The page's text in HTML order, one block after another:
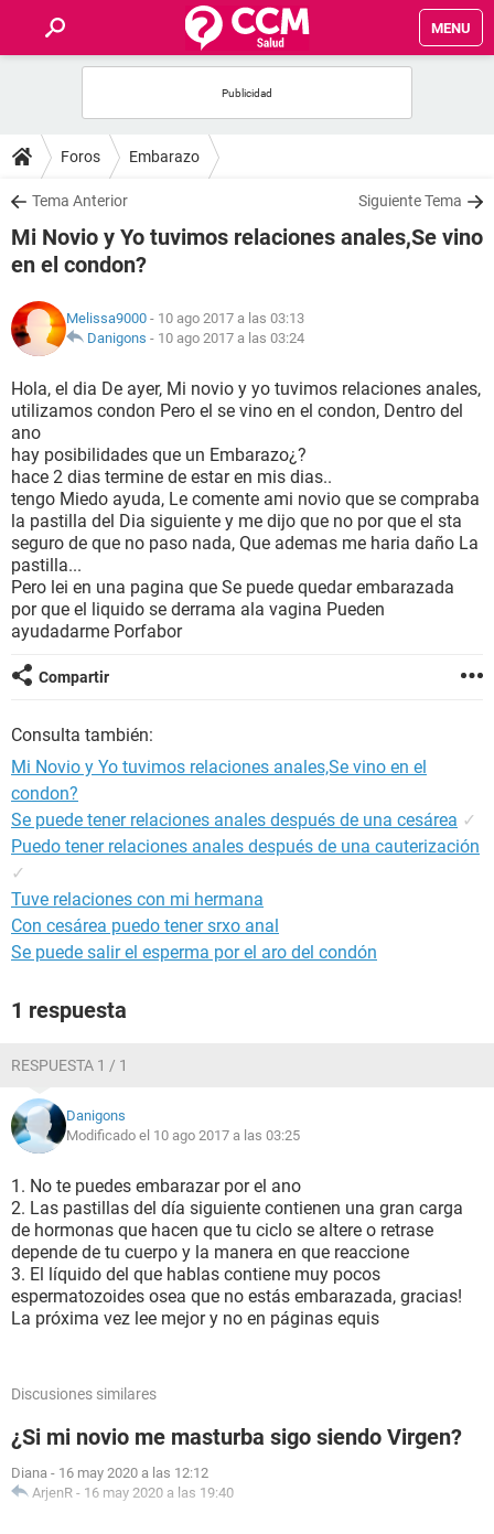
MENU
FOROS
SALUD
FAMILIA
NUTRICIÓN
SEXUALIDAD
GLOSARIO
Foros Embarazo
Tema Anterior Siguiente Tema
Mi Novio y Yo tuvimos relaciones anales,Se vino
en el condon?
Melissa9000 - 10 ago 2017 a las 03:13
Danigons - 10 ago 2017 a las 03:24
Hola, el dia De ayer, Mi novio y yo tuvimos relaciones anales,
utilizamos condon Pero el se vino en el condon, Dentro del
ano
hay posibilidades que un Embarazo¿?
hace 2 dias termine de estar en mis dias..
tengo Miedo ayuda, Le comente ami novio que se compraba
la pastilla del Dia siguiente y me dijo que no por que el sta
seguro de que no paso nada, Que ademas me haria daño La
pastilla...
Pero lei en una pagina que Se puede quedar embarazada
por que el liquido se derrama ala vagina Pueden
ayudadarme Porfabor
Compartir
Consulta también:
Mi Novio y Yo tuvimos relaciones anales,Se vino en el
condon?
Se puede tener relaciones anales después de una cesárea ✓
Puedo tener relaciones anales después de una cauterización
✓
Tuve relaciones con mi hermana
Con cesárea puedo tener srxo anal
Se puede salir el esperma por el aro del condón
1 respuesta
RESPUESTA 1 / 1
Danigons
Modificado el 10 ago 2017 a las 03:25
1. No te puedes embarazar por el ano
2. Las pastillas del día siguiente contienen una gran carga
de hormonas que hacen que tu ciclo se altere o retrase
depende de tu cuerpo y la manera en que reaccione
3. El líquido del que hablas contiene muy pocos
espermatozoides osea que no estás embarazada, gracias!
La próxima vez lee mejor y no en páginas equis
Discusiones similares
¿Si mi novio me masturba sigo siendo Virgen?
Diana - 16 may 2020 a las 12:12
ArjenR - 16 may 2020 a las 19:40